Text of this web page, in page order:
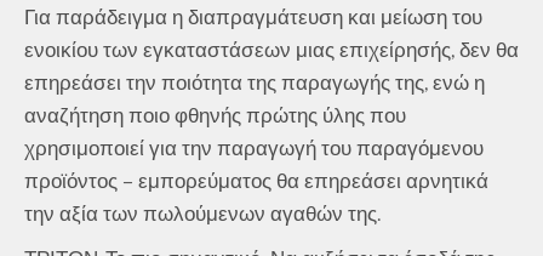
Για παράδειγμα η διαπραγμάτευση και μείωση του
ενοικίου των εγκαταστάσεων μιας επιχείρησής, δεν θα
επηρεάσει την ποιότητα της παραγωγής της, ενώ η
αναζήτηση ποιο φθηνής πρώτης ύλης που
χρησιμοποιεί για την παραγωγή του παραγόμενου
προϊόντος – εμπορεύματος θα επηρεάσει αρνητικά
την αξία των πωλούμενων αγαθών της.